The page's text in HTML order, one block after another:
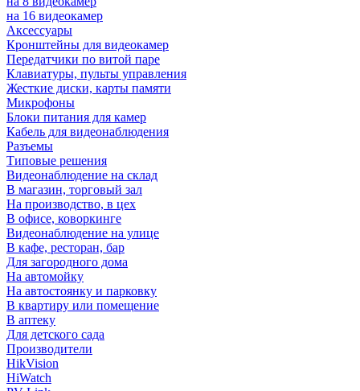
на 16 видеокамер
Аксессуары
Кронштейны для видеокамер
Передатчики по витой паре
Клавиатуры, пульты управления
Жесткие диски, карты памяти
Микрофоны
Блоки питания для камер
Кабель для видеонаблюдения
Разъемы
Типовые решения
Видеонаблюдение на склад
В магазин, торговый зал
На производство, в цех
В офисе, коворкинге
Видеонаблюдение на улице
В кафе, ресторан, бар
Для загородного дома
На автомойку
На автостоянку и парковку
В квартиру или помещение
В аптеку
Для детского сада
Производители
HikVision
HiWatch